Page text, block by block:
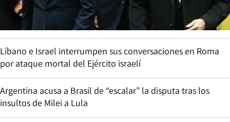
Líbano e Israel interrumpen sus conversaciones en Roma
por ataque mortal del Ejército israelí
Argentina acusa a Brasil de “escalar” la disputa tras los
insultos de Milei a Lula